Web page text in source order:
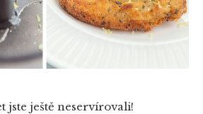
jste ještě neservírovali!